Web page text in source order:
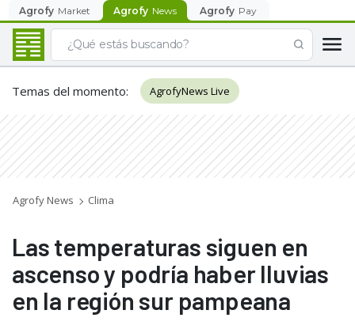
Agrofy Market Agrofy News Agrofy Pay
Temas del momento: AgrofyNews Live
Agrofy News Clima
Las temperaturas siguen en
ascenso y podría haber lluvias
en la región sur pampeana